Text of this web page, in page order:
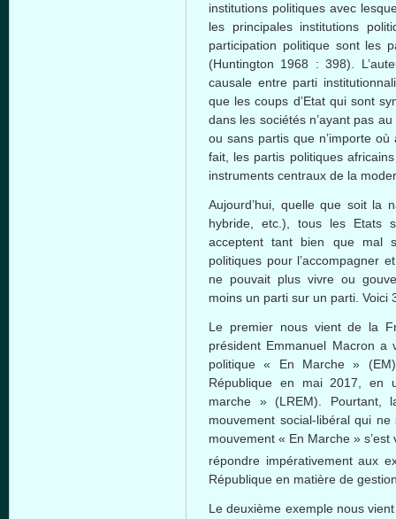
institutions politiques avec
les principales institutions
participation politique sont les
(Huntington 1968 : 398).
causale entre parti
que les coups d’Etat qui sont
dans les sociétés n’ayant pas
ou sans partis que n’importe
fait, les partis politiques
instruments centraux de la
Aujourd’hui, quelle que soit la
hybride, etc.), tous les Etats
acceptent tant bien que mal
politiques pour l’accompagner
ne pouvait plus vivre ou
moins un parti sur un parti. Voici
Le premier nous vient de la
président Emmanuel Macron
politique « En Marche »
République en mai 2017, en
marche » (LREM). Pourtant,
mouvement social-libéral qui
mouvement « En Marche »
répondre impérativement aux
République en matière de
Le deuxième exemple nous